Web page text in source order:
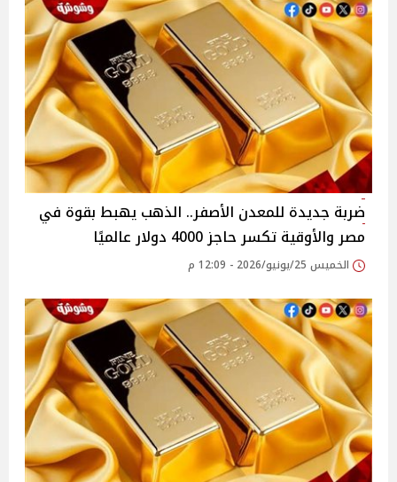
ضربة جديدة للمعدن الأصفر.. الذهب يهبط بقوة في
مصر والأوقية تكسر حاجز 4000 دولار عالميًا
الخميس 25/يونيو/2026 - 12:09 م